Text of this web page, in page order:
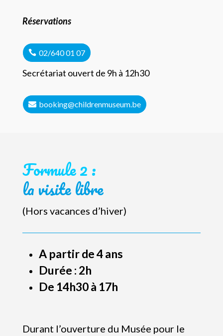
Réservations
02/640 01 07
Secrétariat ouvert de 9h à 12h30
booking@childrenmuseum.be
Formule 2 :
la visite libre
(Hors vacances d’hiver)
A partir de 4 ans
Durée : 2h
De 14h30 à 17h
Durant l’ouverture du Musée pour le